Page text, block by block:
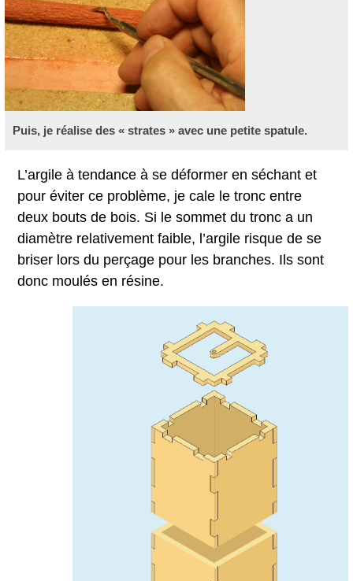
Puis, je réalise des « strates » avec une petite spatule.
L’argile à tendance à se déformer en séchant et
pour éviter ce problème, je cale le tronc entre
deux bouts de bois. Si le sommet du tronc a un
diamètre relativement faible, l’argile risque de se
briser lors du perçage pour les branches. Ils sont
donc moulés en résine.